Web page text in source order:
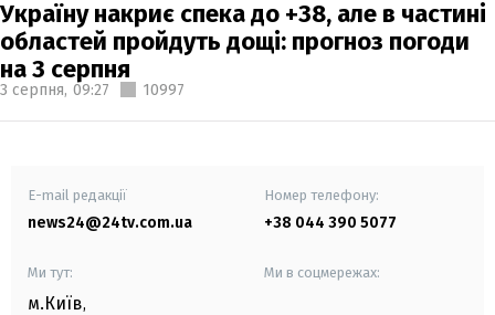
Україну накриє спека до +38, але в частині
областей пройдуть дощі: прогноз погоди
на 3 серпня
3 серпня, 09:27 10997
E-mail редакції
news24@24tv.com.ua
Номер телефону:
+38 044 390 5077
Ми тут:
м.Київ,
Ми в соцмережах: